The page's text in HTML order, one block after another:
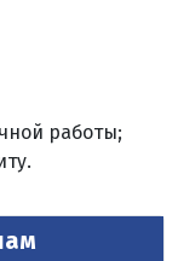
работы;